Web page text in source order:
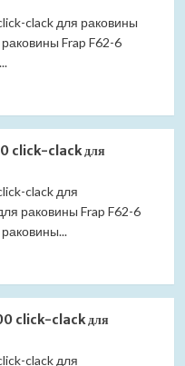
clack для раковины
Frap F62-6
click-clack для
clack для
раковины Frap F62-6
click-clack для
clack для